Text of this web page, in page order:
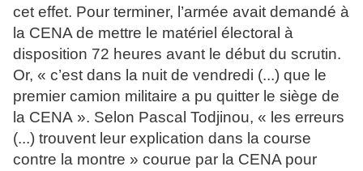
cet effet. Pour terminer, l’armée avait demandé à
la CENA de mettre le matériel électoral à
disposition 72 heures avant le début du scrutin.
Or, « c’est dans la nuit de vendredi (...) que le
premier camion militaire a pu quitter le siège de
la CENA ». Selon Pascal Todjinou, « les erreurs
(...) trouvent leur explication dans la course
contre la montre » courue par la CENA pour